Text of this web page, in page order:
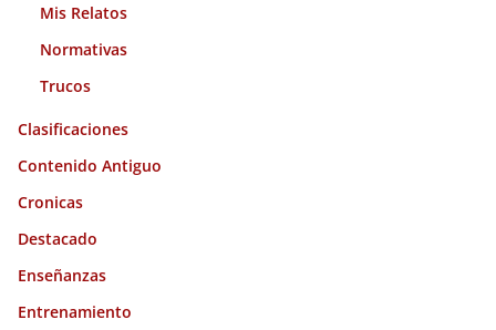
Mis Relatos
Normativas
Trucos
Clasificaciones
Contenido Antiguo
Cronicas
Destacado
Enseñanzas
Entrenamiento